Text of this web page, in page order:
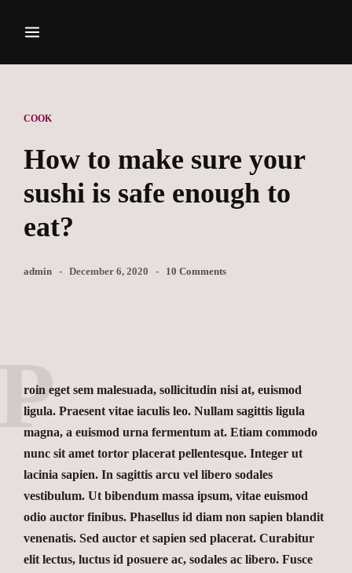
COOK
How to make sure your
sushi is safe enough to
eat?
admin December 6, 2020 10 Comments
roin eget sem malesuada, sollicitudin nisi at, euismod
ligula. Praesent vitae iaculis leo. Nullam sagittis ligula
magna, a euismod urna fermentum at. Etiam commodo
nunc sit amet tortor placerat pellentesque. Integer ut
lacinia sapien. In sagittis arcu vel libero sodales
vestibulum. Ut bibendum massa ipsum, vitae euismod
odio auctor finibus. Phasellus id diam non sapien blandit
venenatis. Sed auctor et sapien sed placerat. Curabitur
elit lectus, luctus id posuere ac, sodales ac libero. Fusce